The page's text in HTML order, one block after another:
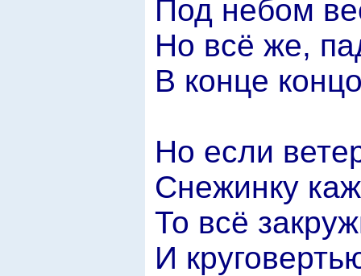
Под небом
Но всё же,
В конце
Но если
Снежинку
То всё
И